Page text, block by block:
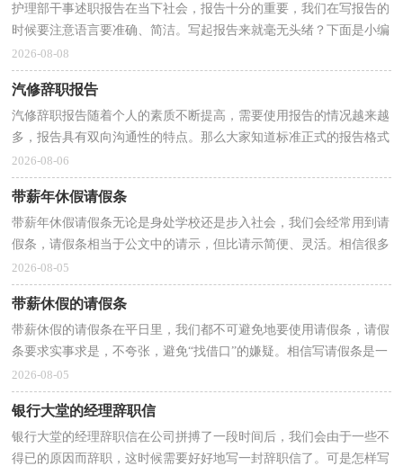
护理部干事述职报告在当下社会，报告十分的重要，我们在写报告的
时候要注意语言要准确、简洁。写起报告来就毫无头绪？下面是小编
精心整理的护理部干事述职报告，仅供参考，希望能够帮...
2026-08-08
汽修辞职报告
汽修辞职报告随着个人的素质不断提高，需要使用报告的情况越来越
多，报告具有双向沟通性的特点。那么大家知道标准正式的报告格式
吗？下面是小编为大家整理的汽修辞职报告，仅供参考...
2026-08-06
带薪年休假请假条
带薪年休假请假条无论是身处学校还是步入社会，我们会经常用到请
假条，请假条相当于公文中的请示，但比请示简便、灵活。相信很多
朋友都对写请假条感到非常苦恼吧，以下是小编精心整...
2026-08-05
带薪休假的请假条
带薪休假的请假条在平日里，我们都不可避免地要使用请假条，请假
条要求实事求是，不夸张，避免“找借口”的嫌疑。相信写请假条是一
个让许多人都头痛的问题，下面是小编帮大家整理的带...
2026-08-05
银行大堂的经理辞职信
银行大堂的经理辞职信在公司拼搏了一段时间后，我们会由于一些不
得已的原因而辞职，这时候需要好好地写一封辞职信了。可是怎样写